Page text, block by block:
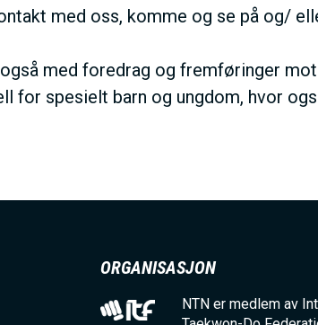
med oss, komme og se på og/
med foredrag og fremføringer
for spesielt barn og ungdom, hvor
ORGANISASJON
NTN er medlem av